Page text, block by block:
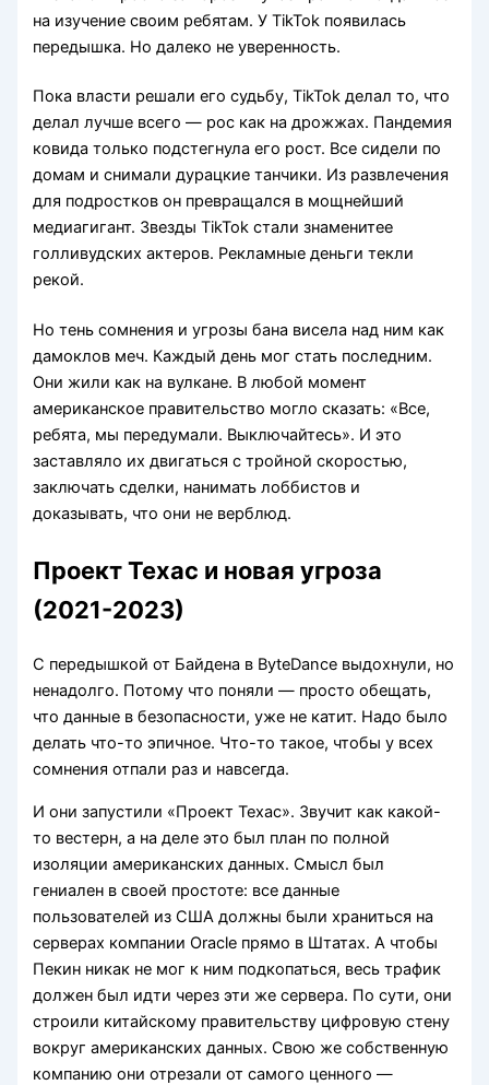
на изучение своим ребятам. У TikTok появилась
передышка. Но далеко не уверенность.
Пока власти решали его судьбу, TikTok делал то, что
делал лучше всего — рос как на дрожжах. Пандемия
ковида только подстегнула его рост. Все сидели по
домам и снимали дурацкие танчики. Из развлечения
для подростков он превращался в мощнейший
медиагигант. Звезды TikTok стали знаменитее
голливудских актеров. Рекламные деньги текли
рекой.
Но тень сомнения и угрозы бана висела над ним как
дамоклов меч. Каждый день мог стать последним.
Они жили как на вулкане. В любой момент
американское правительство могло сказать: «Все,
ребята, мы передумали. Выключайтесь». И это
заставляло их двигаться с тройной скоростью,
заключать сделки, нанимать лоббистов и
доказывать, что они не верблюд.
Проект Техас и новая угроза
(2021-2023)
С передышкой от Байдена в ByteDance выдохнули, но
ненадолго. Потому что поняли — просто обещать,
что данные в безопасности, уже не катит. Надо было
делать что-то эпичное. Что-то такое, чтобы у всех
сомнения отпали раз и навсегда.
И они запустили «Проект Техас». Звучит как какой-
то вестерн, а на деле это был план по полной
изоляции американских данных. Смысл был
гениален в своей простоте: все данные
пользователей из США должны были храниться на
серверах компании Oracle прямо в Штатах. А чтобы
Пекин никак не мог к ним подкопаться, весь трафик
должен был идти через эти же сервера. По сути, они
строили китайскому правительству цифровую стену
вокруг американских данных. Свою же собственную
компанию они отрезали от самого ценного —